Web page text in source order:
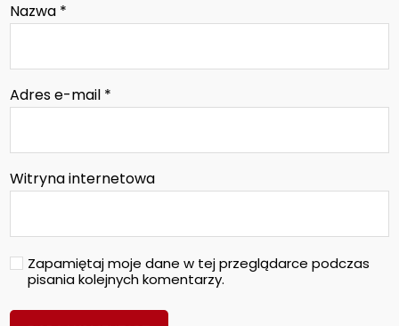
Nazwa *
Adres e-mail *
Witryna internetowa
Zapamiętaj moje dane w tej przeglądarce podczas
pisania kolejnych komentarzy.